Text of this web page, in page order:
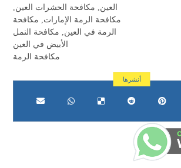
العين
مكافحة الحشرات العين
مكافحة الرمة الإمارات
مكافحة
الرمة في العين
مكافحة النمل
الأبيض في العين
مكافحة الرمة